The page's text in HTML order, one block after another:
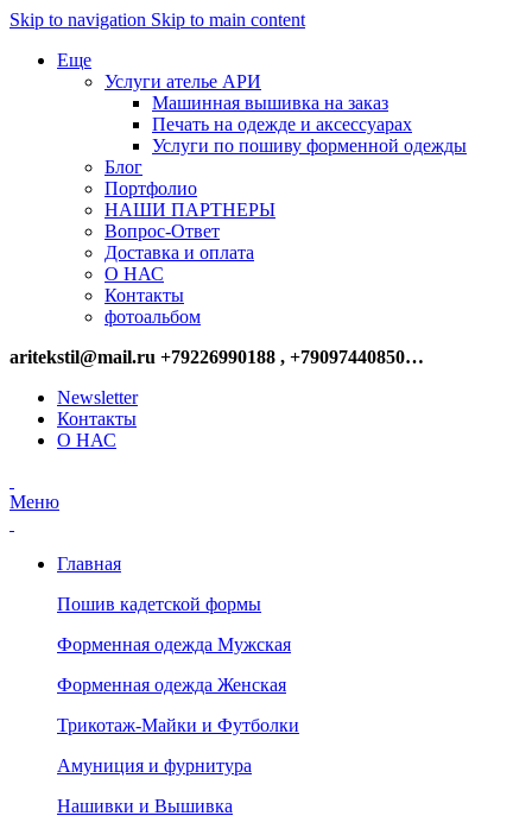
Skip to navigation Skip to main content
Еще
Услуги ателье АРИ
Машинная вышивка на заказ
Печать на одежде и аксессуарах
Услуги по пошиву форменной одежды
Блог
Портфолио
НАШИ ПАРТНЕРЫ
Вопрос-Ответ
Доставка и оплата
О НАС
Контакты
фотоальбом
aritekstil@mail.ru +79226990188 , +79097440850…
Newsletter
Контакты
О НАС
Меню
Главная
Пошив кадетской формы
Форменная одежда Мужская
Форменная одежда Женская
Трикотаж-Майки и Футболки
Амуниция и фурнитура
Нашивки и Вышивка